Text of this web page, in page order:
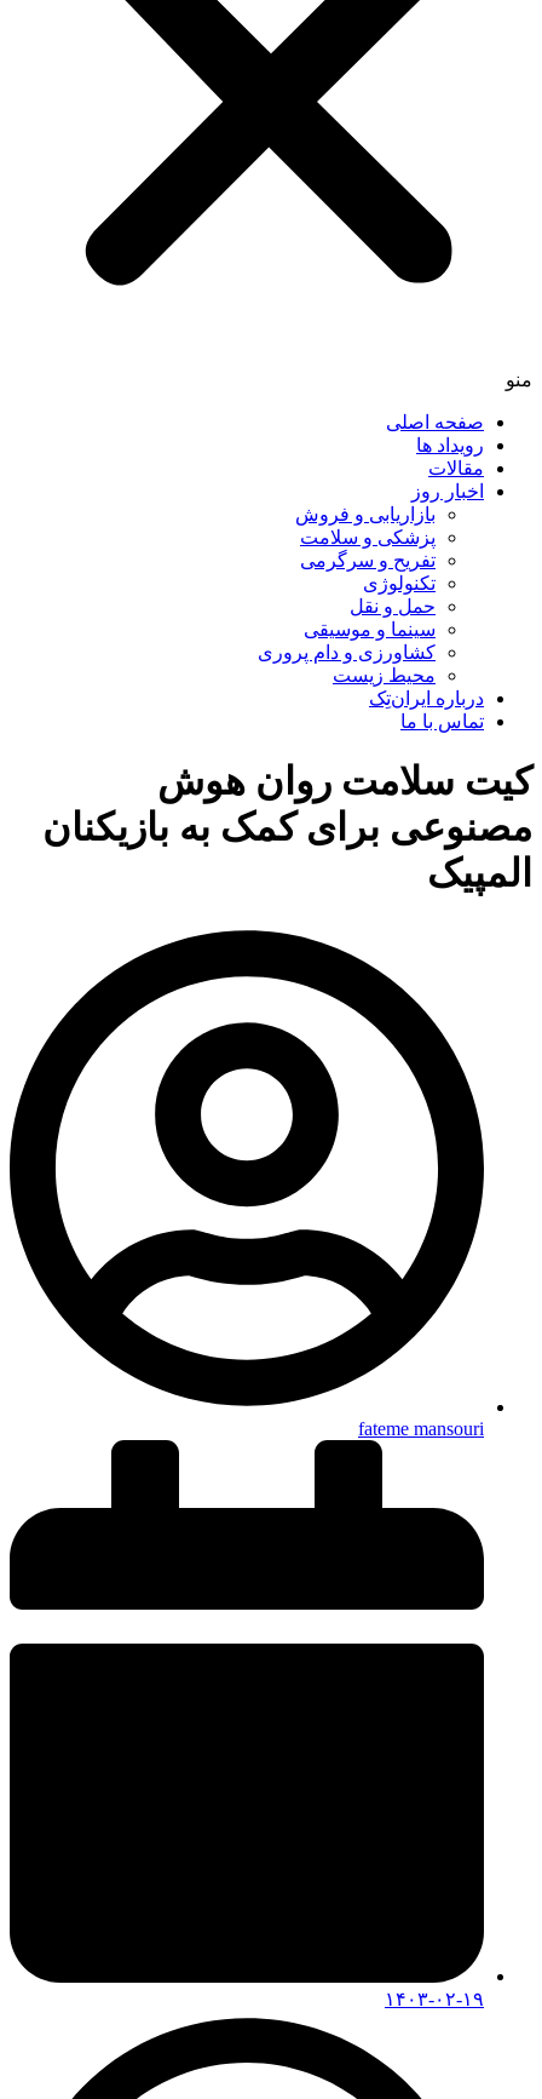
منو
صفحه اصلی
رویداد ها
مقالات
اخبار روز
بازاریابی و فروش
پزشکی و سلامت
تفریح و سرگرمی
تکنولوژی
حمل و نقل
سینما و موسیقی
کشاورزی و دام پروری
محیط زیست
درباره ایران‌تِک
تماس با ما
کیت سلامت روان هوش
مصنوعی برای کمک به بازیکنان
المپیک
fateme mansouri
۱۴۰۳-۰۲-۱۹